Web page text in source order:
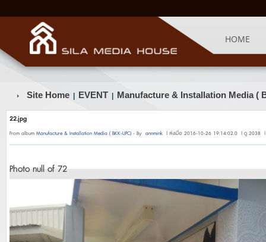
HOME
Site Home EVENT Manufacture & Installation Media (
22.jpg
From album Manufacture & Installation Media ( BKK-UPC) - By annmink | ส่งเมื่อ 2016-10-26 19:14:02.0 | ดู 2038 |
Photo null of 72